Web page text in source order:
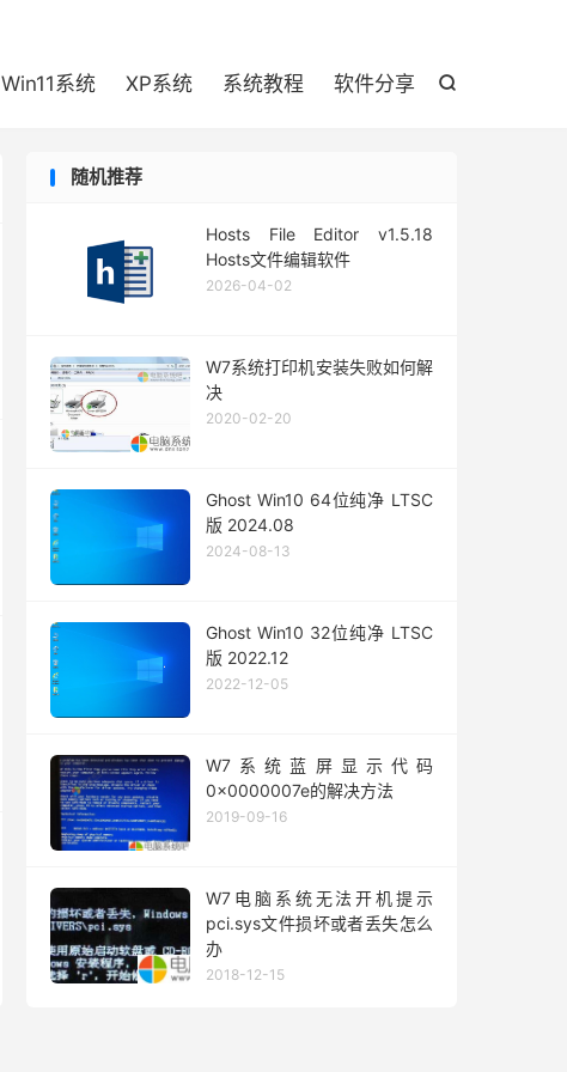

Win11系统 XP系统 系统教程 软件分享
随机推荐
Hosts File Editor v1.5.18
Hosts文件编辑软件
2026-04-02
W7系统打印机安装失败如何解
决
2020-02-20
Ghost Win10 64位纯净 LTSC
版 2024.08
2024-08-13
Ghost Win10 32位纯净 LTSC
版 2022.12
2022-12-05
W7系统蓝屏显示代码
0x0000007e的解决方法
2019-09-16
W7电脑系统无法开机提示
pci.sys文件损坏或者丢失怎么
办
2018-12-15